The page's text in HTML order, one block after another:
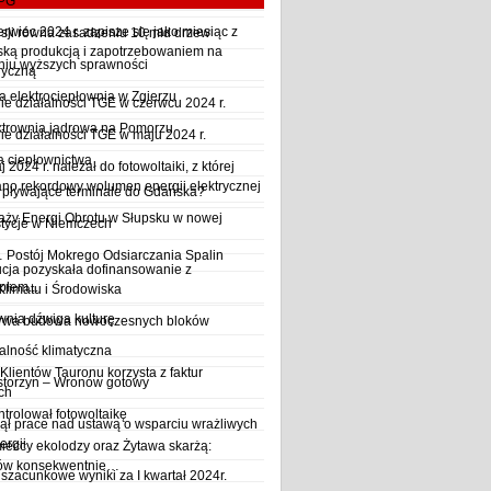
równa zasadzeniu 10 mld drzew
wyższych sprawności
elektrociepłownia w Zgierzu
jądrowa na Pomorzu
ciepłownictwa
terminale do Gdańska?
w Niemczech
Mokrego Odsiarczania Spalin
dźwiga kulturę
klimatyczna
– Wronów gotowy
fotowoltaikę
ekolodzy oraz Żytawa skarżą:
konsekwentnie…
2024 r. zapisze się jako miesiąc z
produkcją i zapotrzebowaniem na
działalności TGE w czerwcu 2024 r.
działalności TGE w maju 2024 r.
2024 r. należał do fotowoltaiki, z której
rekordowy wolumen energii elektrycznej
Energi Obrotu w Słupsku w nowej
pozyskała dofinansowanie z
i Środowiska
budowa nowoczesnych bloków
Tauronu korzysta z faktur
prace nad ustawą o wsparciu wrażliwych
wyniki za I kwartał 2024r.